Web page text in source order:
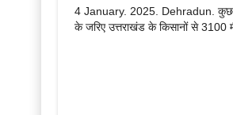
4 January. 2025. Dehradun. कुछ
के जरिए उत्तराखंड के किसानों से 3100